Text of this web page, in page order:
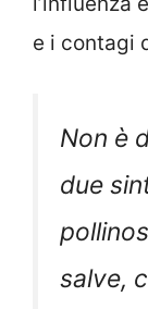
e i contagi
Non è
due
salve,